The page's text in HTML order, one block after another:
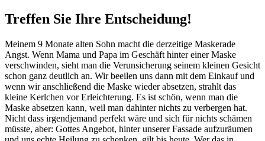
Treffen Sie Ihre Entscheidung!
Meinem 9 Monate alten Sohn macht die derzeitige Maskerade
Angst. Wenn Mama und Papa im Geschäft hinter einer Maske
verschwinden, sieht man die Verunsicherung seinem kleinen Gesicht
schon ganz deutlich an. Wir beeilen uns dann mit dem Einkauf und
wenn wir anschließend die Maske wieder absetzen, strahlt das
kleine Kerlchen vor Erleichterung. Es ist schön, wenn man die
Maske absetzen kann, weil man dahinter nichts zu verbergen hat.
Nicht dass irgendjemand perfekt wäre und sich für nichts schämen
müsste, aber: Gottes Angebot, hinter unserer Fassade aufzuräumen